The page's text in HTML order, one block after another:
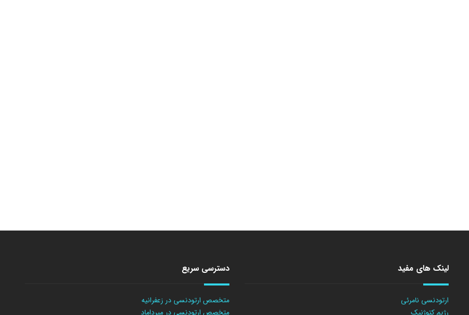
لینک های مفید
ارتودنسی نامرئی
رژیم کتوژنیک
دسترسی سریع
متخصص ارتودنسی در زعفرانیه
متخصص ارتودنسی در میرداماد